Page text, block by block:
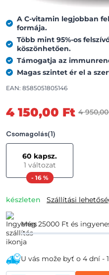
A C-vitamin legjobban
formája.
Több mint 95%-os
köszönhetően.
Támogatja az
Magas szintet ér el a
EAN: 8585051805146
4 150,00 Ft 4
Csomagolás(1)
60 kapsz.
1 változat
- 16 %
készleten Szállítási
Még 25000 Ft és
U vás može byť o 4 dní -